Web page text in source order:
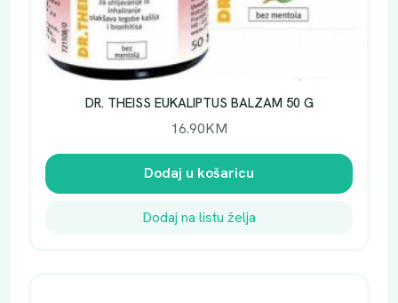
DR. THEISS EUKALIPTUS BALZAM 50 G
16.90KM
Dodaj u košaricu
Dodaj na listu želja